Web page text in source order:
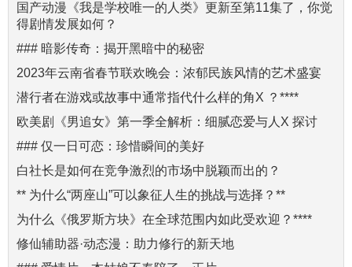
国产动漫《我是学校唯一的人类》更新至第11集了，你觉
得剧情发展如何？
### 暗影传奇：揭开黑暗中的秘密
2023年云南省春节联欢晚会：浓郁民族风情的艺术盛宴
潜行者在游戏或故事中通常指代什么样的角X ？****
欧美剧《男追女》第一季全解析：细腻恋爱与人X 探讨
### 仅一日可恋：珍惜瞬间的美好
白社长是如何在竞争激烈的市场中脱颖而出的？
** 为什么“两座山”可以象征人生的挑战与选择？**
为什么《俄罗斯方块》在全球范围内如此受欢迎？****
修仙辅助器·动态漫：助力修行的新天地